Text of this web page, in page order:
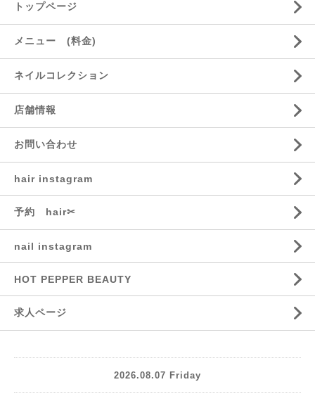
トップページ
メニュー (料金)
ネイルコレクション
店舗情報
お問い合わせ
hair instagram
予約 hair✂︎
nail instagram
HOT PEPPER BEAUTY
求人ページ
2026.08.07 Friday